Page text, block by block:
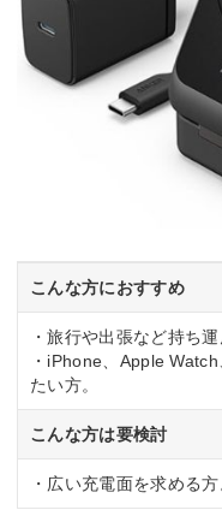
こんな方におすすめ
・旅行や出張など持ち
・iPhone、Apple
たい方。
こんな方は要検討
・広い充電面を求める方